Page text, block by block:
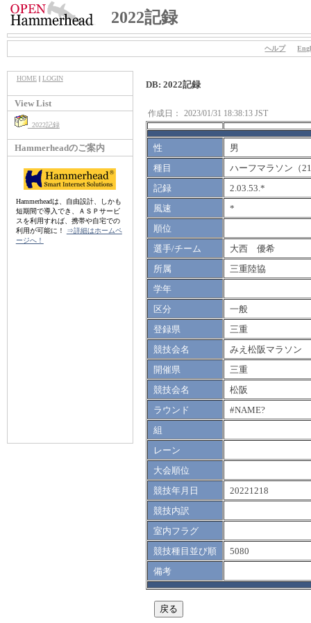
2022記録
ヘルプ
HOME| LOGIN
View List
2022記録
Hammerheadのご案内
Hammerheadは、自由設計、しかも
短期間で導入でき、ＡＳＰサービ
スを利用すれば、携帯や自宅での
利用が可能に！
⇒詳細はホームペ
ージへ！
DB: 2022記録
作成日： 2023/01/31 18:38:13 JST
性
男
種目
ハーフマラソン（
記録
2.03.53.*
風速
*
順位
選手/チーム
大西 優希
所属
三重陸協
学年
区分
一般
登録県
三重
競技会名
みえ松阪マラソン
開催県
三重
競技会名
松阪
ラウンド
#NAME?
組
レーン
大会順位
競技年月日
20221218
競技内訳
室内フラグ
競技種目並び順
5080
備考